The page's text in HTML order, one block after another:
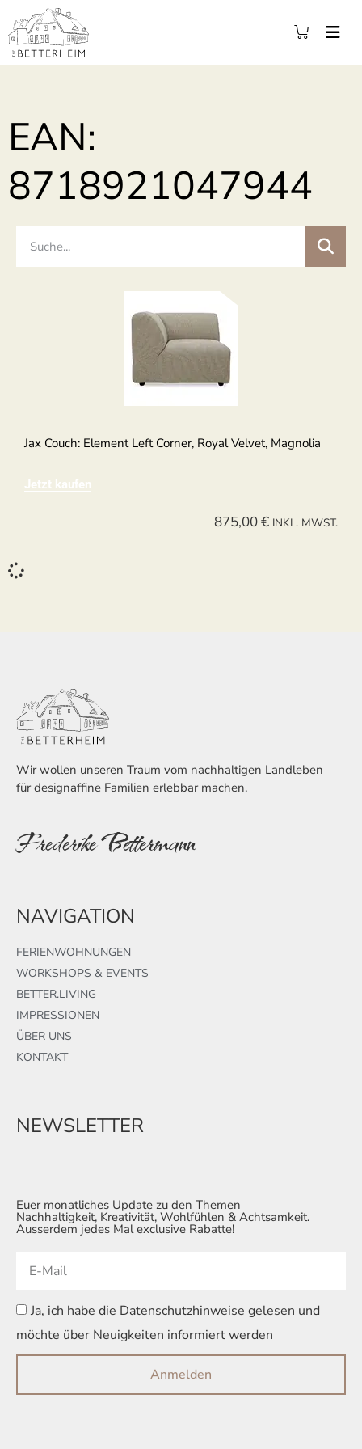
EAN:
8718921047944
Jax Couch: Element Left Corner, Royal Velvet, Magnolia
Jetzt kaufen
875,00€ INKL. MWST.
Wir wollen unseren Traum vom nachhaltigen Landleben
für designaffine Familien erlebbar machen.
Frederike Bettermann
NAVIGATION
FERIENWOHNUNGEN
WORKSHOPS & EVENTS
BETTER.LIVING
IMPRESSIONEN
ÜBER UNS
KONTAKT
NEWSLETTER
Euer monatliches Update zu den Themen
Nachhaltigkeit, Kreativität, Wohlfühlen & Achtsamkeit.
Ausserdem jedes Mal exclusive Rabatte!
Ja, ich habe die Datenschutzhinweise gelesen und
möchte über Neuigkeiten informiert werden
Anmelden